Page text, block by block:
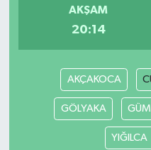
AKŞAM
20:14
AKÇAKOCA
GÖLYAKA
YIĞILCA